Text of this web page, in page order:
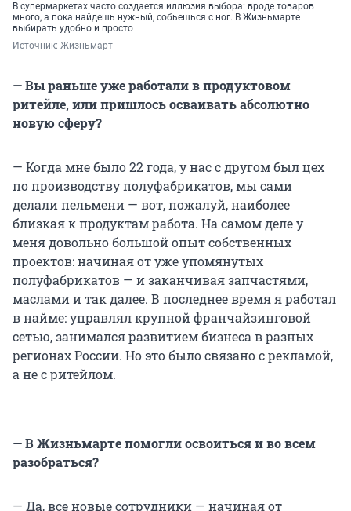
В супермаркетах часто создается иллюзия выбора: вроде товаров
много, а пока найдешь нужный, собьешься с ног. В Жизньмарте
выбирать удобно и просто
Источник: Жизньмарт
— Вы раньше уже работали в продуктовом
ритейле, или пришлось осваивать абсолютно
новую сферу?
— Когда мне было 22 года, у нас с другом был цех
по производству полуфабрикатов, мы сами
делали пельмени — вот, пожалуй, наиболее
близкая к продуктам работа. На самом деле у
меня довольно большой опыт собственных
проектов: начиная от уже упомянутых
полуфабрикатов — и заканчивая запчастями,
маслами и так далее. В последнее время я работал
в найме: управлял крупной франчайзинговой
сетью, занимался развитием бизнеса в разных
регионах России. Но это было связано с рекламой,
а не с ритейлом.
— В Жизньмарте помогли освоиться и во всем
разобраться?
— Да, все новые сотрудники — начиная от